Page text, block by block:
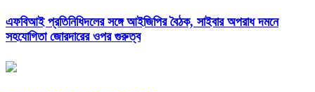
এফবিআই প্রতিনিধিদলের সঙ্গে আইজিপির বৈঠক, সাইবার অপরাধ দমনে
সহযোগিতা জোরদারের ওপর গুরুত্ব